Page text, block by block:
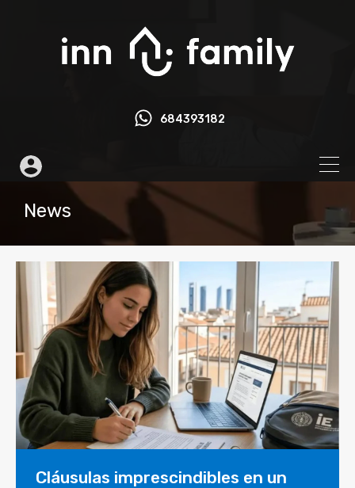
684393182
News
Cláusulas imprescindibles en un